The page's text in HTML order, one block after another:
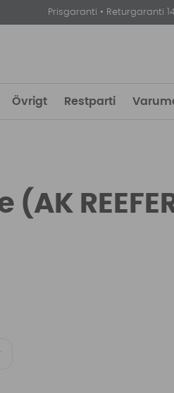
Prisgaranti • Returgaranti
Övrigt Restparti